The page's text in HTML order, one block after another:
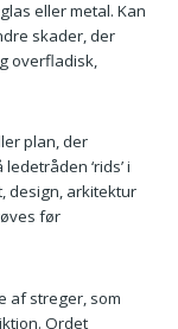
eller metal. Kan
skader, der
overfladisk,
plan, der
‘rids’ i
design, arkitektur
før
af streger, som
Ordet